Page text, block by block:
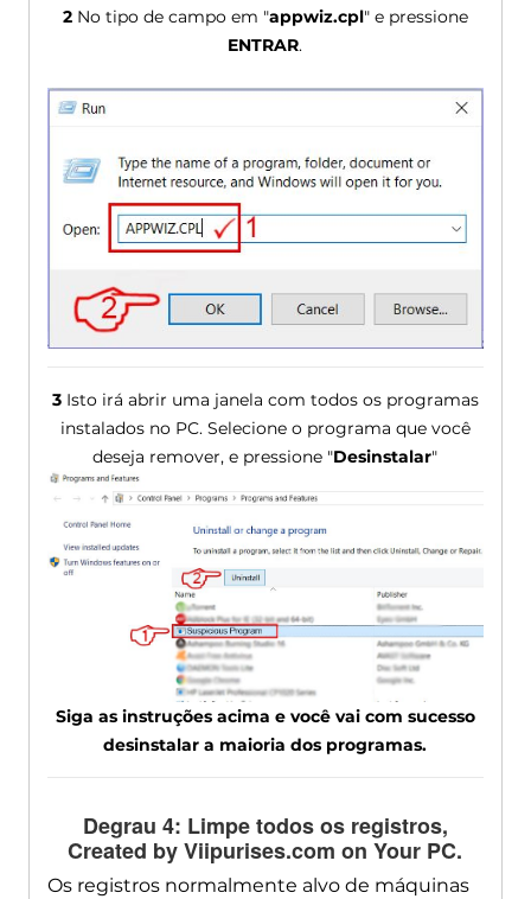
2No tipo de campo em "appwiz.cpl" e pressione
ENTRAR.
3Isto irá abrir uma janela com todos os programas
instalados no PC. Selecione o programa que você
deseja remover, e pressione "Desinstalar"
Siga as instruções acima e você vai com sucesso
desinstalar a maioria dos programas.
Degrau 4: Limpe todos os registros,
Created by Viipurises.com on Your PC.
Os registros normalmente alvo de máquinas